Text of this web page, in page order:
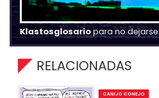
Klastosglosariopara no dejarse
RELACIONADAS
CANIJO CONEJO